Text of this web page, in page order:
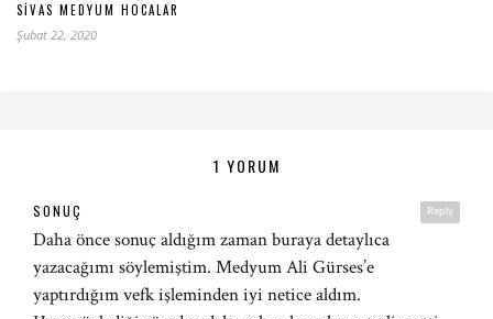
SIVAS MEDYUM HOCALAR
Şubat 22, 2020
1 YORUM
Reply
SONUÇ
Daha önce sonuç aldığım zaman buraya detaylıca
yazacağımı söylemiştim. Medyum Ali Gürses’e
yaptırdığım vefk işleminden iyi netice aldım.